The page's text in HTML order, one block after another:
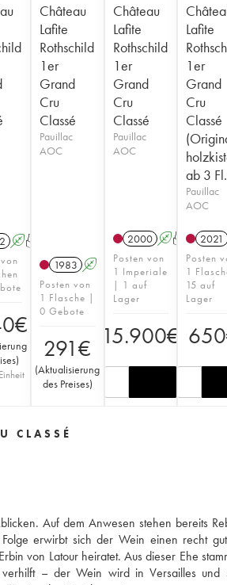
AT
€
)
Château
Lafite
Rothschild
1er
Grand
Cru
Classé
Pauillac
AOC
1983 A
Posten von
1 Flasche |
0 Gebote
291€
(Aktualisierung
des Preises)
Château
Lafite
Rothschild
1er
Grand
Cru
Classé
Pauillac
AOC
2000 AT
Posten von
1 Imperiale
| 1 auf
Lager
15.900€
Lafite
1er
Grand
Cru
Classé
ab 3
Pauillac
AOC
2021
Posten
1
15 auf
Lager
650
CLASSÉ
Auf dem Anwesen stehen bereits
erwirbt sich der Wein einen recht
von Latour heiratet. Aus dieser Ehe
verhilft – der Wein wird in Versailles